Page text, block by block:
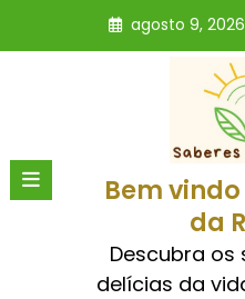
o
agosto 9, 2026
Bem
da
Descubra os
delícias da